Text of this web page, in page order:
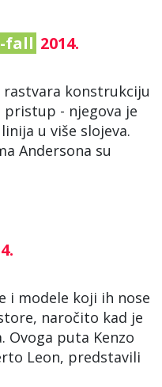
fall 2014.
rastvara konstrukciju
- njegova je
u više slojeva.
Andersona su
i modele koji ih nose
naročito kad je
Ovoga puta Kenzo
Leon, predstavili